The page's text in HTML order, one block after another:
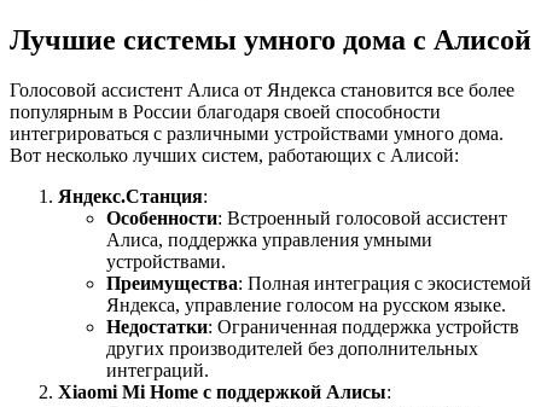
Лучшие системы умного дома с Алисой
Голосовой ассистент Алиса от Яндекса становится все более
популярным в России благодаря своей способности
интегрироваться с различными устройствами умного дома.
Вот несколько лучших систем, работающих с Алисой:
Яндекс.Станция:
Особенности: Встроенный голосовой ассистент
Алиса, поддержка управления умными
устройствами.
Преимущества: Полная интеграция с экосистемой
Яндекса, управление голосом на русском языке.
Недостатки: Ограниченная поддержка устройств
других производителей без дополнительных
интеграций.
Xiaomi Mi Home с поддержкой Алисы: